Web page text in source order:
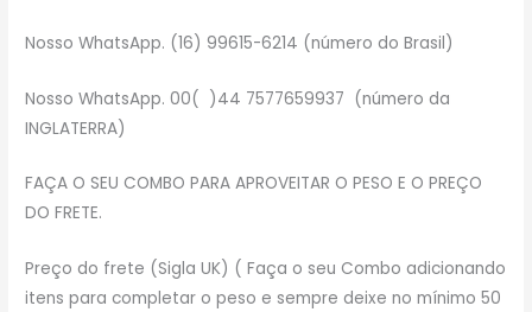
Nosso WhatsApp. (16) 99615-6214 (número do Brasil)
Nosso WhatsApp. 00( )44 7577659937 (número da
INGLATERRA)
FAÇA O SEU COMBO PARA APROVEITAR O PESO E O PREÇO
DO FRETE.
Preço do frete (Sigla UK) ( Faça o seu Combo adicionando
itens para completar o peso e sempre deixe no mínimo 50